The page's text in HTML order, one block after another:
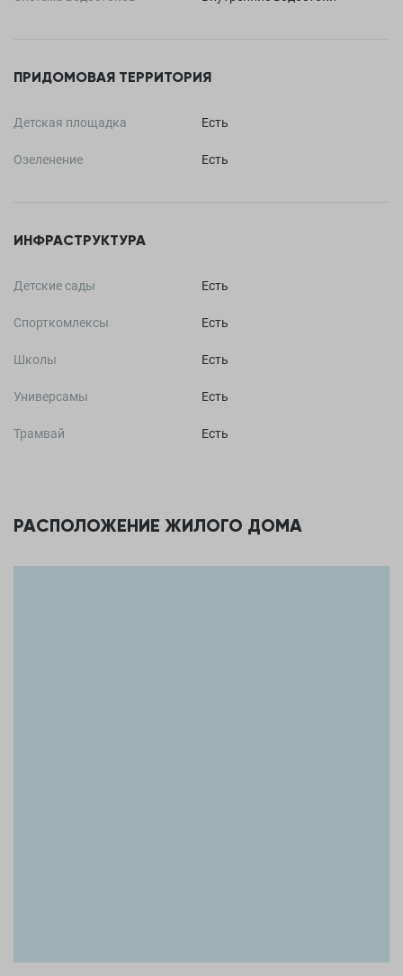
ПРИДОМОВАЯ ТЕРРИТОРИЯ
Детская площадка Есть
Озеленение Есть
ИНФРАСТРУКТУРА
Детские сады Есть
Спорткомлексы Есть
Школы Есть
Универсамы Есть
Трамвай Есть
РАСПОЛОЖЕНИЕ ЖИЛОГО ДОМА